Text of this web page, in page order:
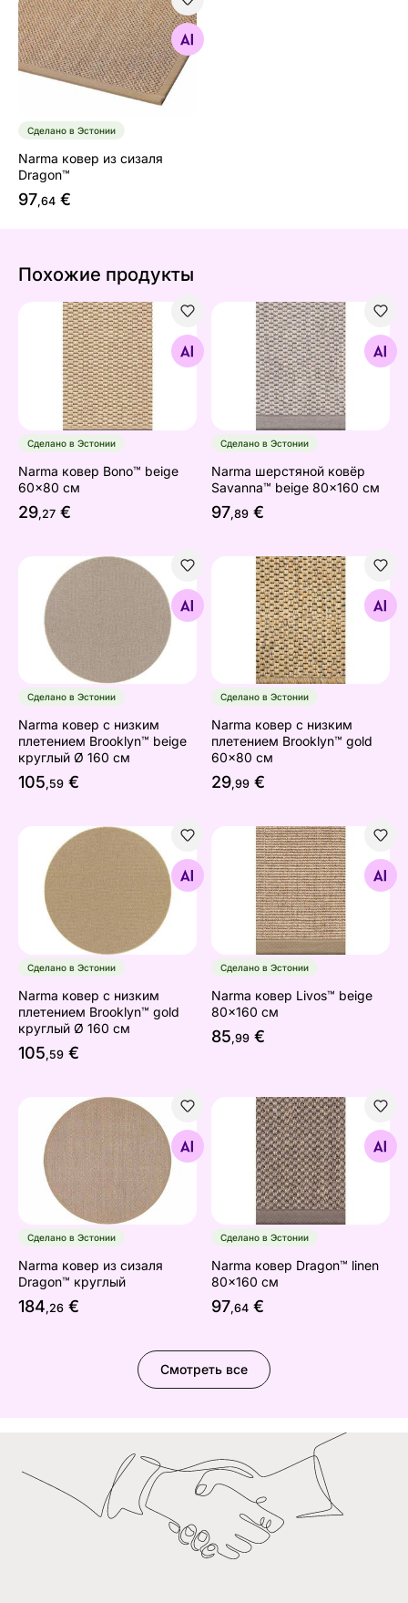
Narma ковер из сизаля Dragon™
Найдите похожие
Сделано в Эстонии
Narma ковер из сизаля
Dragon™
97,64 €
Похожие продукты
Narma ковер Bono™ beige 60x80 см
Найдите похожие
Сделано в Эстонии
Narma ковер Bono™ beige
60x80 см
29,27 €
Narma шерстяной ковёр
Найдите похожие
Сделано в Эстонии
Narma шерстяной ковёр
Savanna™ beige 80x160 см
97,89 €
Narma ковер с низким плетением Brooklyn™ beige
Найдите похожие
Сделано в Эстонии
Narma ковер с низким
плетением Brooklyn™ beige
круглый Ø 160 см
105,59 €
Narma ковер с низким
Найдите похожие
Сделано в Эстонии
Narma ковер с низким
плетением Brooklyn™ gold
60x80 см
29,99 €
Narma ковер с низким плетением Brooklyn™ gold
Найдите похожие
Сделано в Эстонии
Narma ковер с низким
плетением Brooklyn™ gold
круглый Ø 160 см
105,59 €
Narma ковер Livos™ beige
Найдите похожие
Сделано в Эстонии
Narma ковер Livos™ beige
80x160 см
85,99 €
Narma ковер из сизаля Dragon™ круглый
Найдите похожие
Сделано в Эстонии
Narma ковер из сизаля
Dragon™ круглый
184,26 €
Narma ковер Dragon™
Найдите похожие
Сделано в Эстонии
Narma ковер Dragon™ linen
80x160 см
97,64 €
Смотреть все